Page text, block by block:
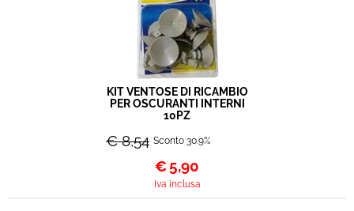
KIT VENTOSE DI RICAMBIO
PER OSCURANTI INTERNI
10PZ
€ 8,54 Sconto 30.9%
€ 5,90
Iva inclusa